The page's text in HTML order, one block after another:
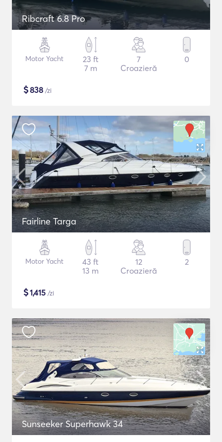
Ribcraft 6.8 Pro
Motor Yacht
23 ft
7 m
7
Croazieră
0
$838 /zi
Fairline Targa
Motor Yacht
43 ft
13 m
12
Croazieră
2
$1,415 /zi
Sunseeker Superhawk 34